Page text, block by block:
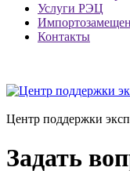
Услуги РЭЦ
Контакты
Центр поддержки
Задать